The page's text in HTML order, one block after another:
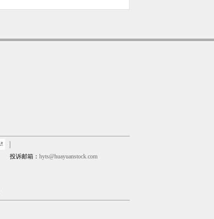
投诉邮箱： hyts@huayuanstock.com